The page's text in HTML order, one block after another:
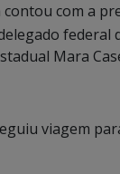
com a
Mara
viagem